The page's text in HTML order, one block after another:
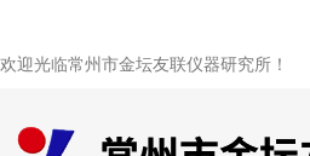
欢迎光临常州市金坛友联仪器研究所！